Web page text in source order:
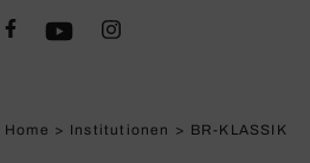
Home > Institutionen > BR-KLASSIK